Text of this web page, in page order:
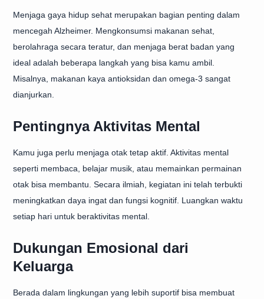
Menjaga gaya hidup sehat merupakan bagian penting dalam
mencegah Alzheimer. Mengkonsumsi makanan sehat,
berolahraga secara teratur, dan menjaga berat badan yang
ideal adalah beberapa langkah yang bisa kamu ambil.
Misalnya, makanan kaya antioksidan dan omega-3 sangat
dianjurkan.
Pentingnya Aktivitas Mental
Kamu juga perlu menjaga otak tetap aktif. Aktivitas mental
seperti membaca, belajar musik, atau memainkan permainan
otak bisa membantu. Secara ilmiah, kegiatan ini telah terbukti
meningkatkan daya ingat dan fungsi kognitif. Luangkan waktu
setiap hari untuk beraktivitas mental.
Dukungan Emosional dari
Keluarga
Berada dalam lingkungan yang lebih suportif bisa membuat